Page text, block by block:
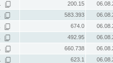
200.15
583.393
674.0
492.95
660.738
623.1